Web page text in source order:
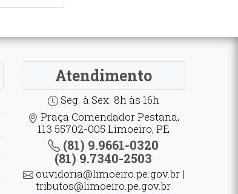
Atendimento
Seg. à Sex. 8h às 16h
Praça Comendador Pestana,
113 55702-005 Limoeiro, PE
(81) 9.9661-0320
(81) 9.7340-2503
ouvidoria@limoeiro.pe.gov.br |
tributos@limoeiro.pe.gov.br